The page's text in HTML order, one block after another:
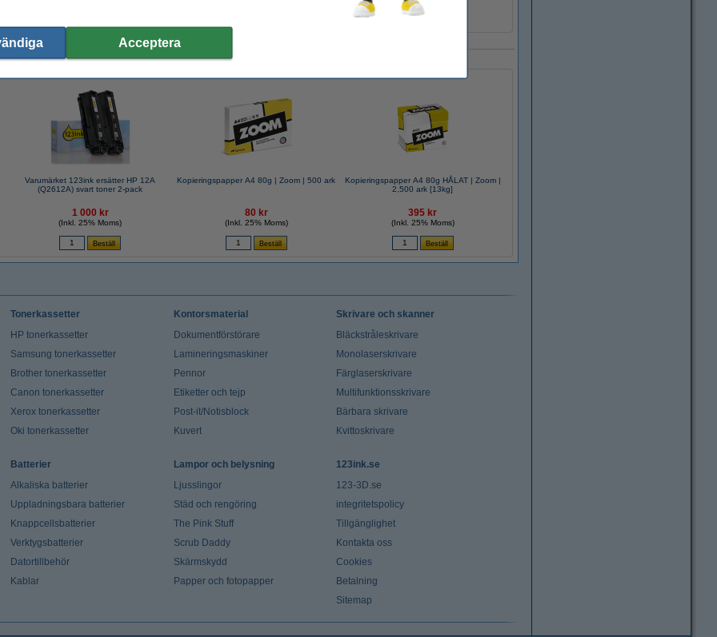
ofta även dessa produkter!
Varumärket 123ink ersätter HP 12A
(Q2612A) svart toner 2-pack
1 000 kr
(Inkl. 25% Moms)
Kopieringspapper A4 80g | Zoom | 500 ark
80 kr
(Inkl. 25% Moms)
Kopieringspapper A4 80g HÅLAT | Zoom |
2,500 ark [13kg]
395 kr
(Inkl. 25% Moms)
Tonerkassetter
HP tonerkassetter
Samsung tonerkassetter
Brother tonerkassetter
Canon tonerkassetter
Xerox tonerkassetter
Oki tonerkassetter
Kontorsmaterial
Dokumentförstörare
Lamineringsmaskiner
Pennor
Etiketter och tejp
Post-it/Notisblock
Kuvert
Skrivare och skanner
Bläckstråleskrivare
Monolaserskrivare
Färglaserskrivare
Multifunktionsskrivare
Bärbara skrivare
Kvittoskrivare
Batterier
Alkaliska batterier
Uppladningsbara batterier
Knappcellsbatterier
Verktygsbatterier
Datortillbehör
Kablar
Lampor och belysning
Ljusslingor
Städ och rengöring
The Pink Stuff
Scrub Daddy
Skärmskydd
Papper och fotopapper
123ink.se
123-3D.se
integritetspolicy
Tillgänglighet
Kontakta oss
Cookies
Betalning
Sitemap
Acceptera